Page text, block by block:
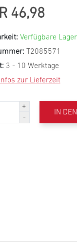
46,98
Verfügbare
T2085571
3 - 10 Werktage
zur Lieferzeit
IN